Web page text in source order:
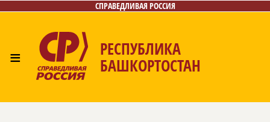
СПРАВЕДЛИВАЯ РОССИЯ
≡ РЕСПУБЛИКА
БАШКОРТОСТАН